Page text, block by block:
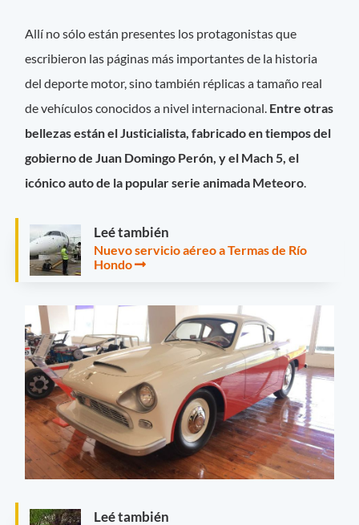
Allí no sólo están presentes los protagonistas que
escribieron las páginas más importantes de la historia
del deporte motor, sino también réplicas a tamaño real
de vehículos conocidos a nivel internacional. Entre otras
bellezas están el Justicialista, fabricado en tiempos del
gobierno de Juan Domingo Perón, y el Mach 5, el
icónico auto de la popular serie animada Meteoro.
Leé también
Nuevo servicio aéreo a Termas de Río
Hondo
Leé también